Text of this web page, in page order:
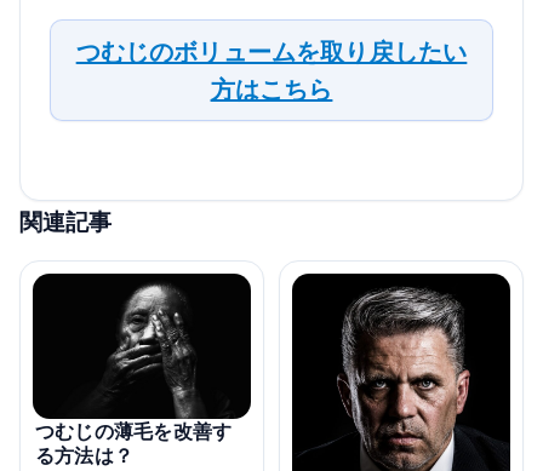
つむじのボリュームを取り戻したい
方はこちら
関連記事
つむじの薄毛を改善す
る方法は？